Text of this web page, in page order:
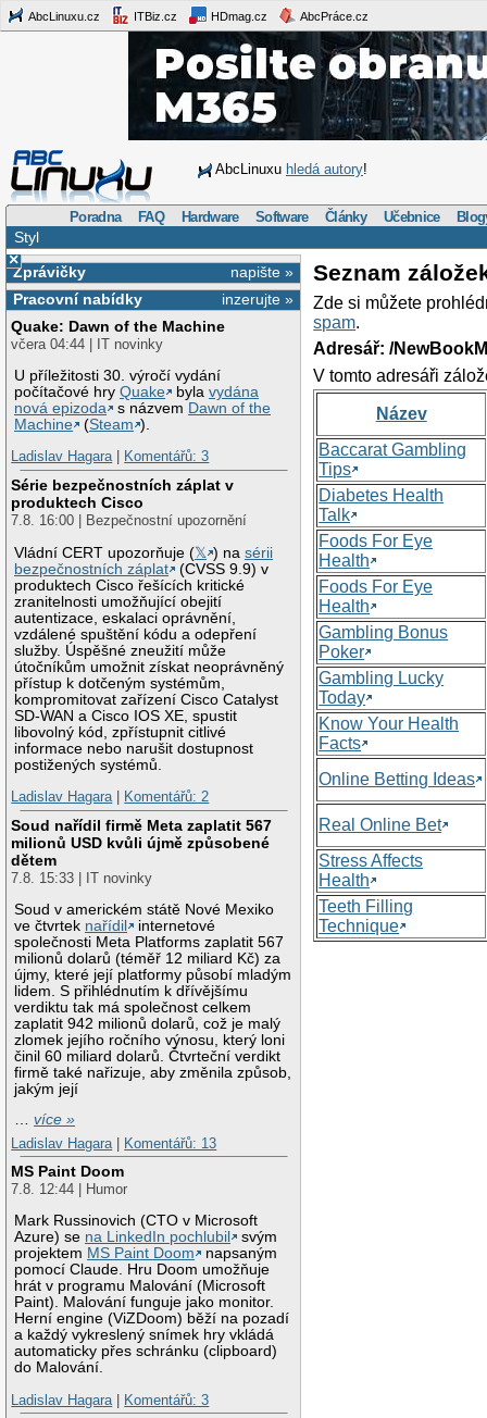
AbcLinuxu.cz ITBiz.cz HDmag.cz AbcPráce.cz
AbcLinuxu hledá autory!
Poradna FAQ Hardware Software Články Učebnice
Styl
×
napište »
Zprávičky
inzerujte »
Pracovní nabídky
Quake: Dawn of the Machine
včera 04:44 | IT novinky
U příležitosti 30. výročí vydání
počítačové hryQuake bylavydána
nová epizoda
s názvem Dawn of the
Machine
(Steam ).
Ladislav Hagara| Komentářů: 3
Série bezpečnostních záplat v
produktech Cisco
7.8. 16:00 | Bezpečnostní upozornění
Vládní CERT upozorňuje (𝕏 ) nasérii
bezpečnostních záplat
(CVSS 9.9) v
produktech Cisco řešících kritické
zranitelnosti umožňující obejití
autentizace, eskalaci oprávnění,
vzdálené spuštění kódu a odepření
služby. Úspěšné zneužití může
útočníkům umožnit získat neoprávněný
přístup k dotčeným systémům,
kompromitovat zařízení Cisco Catalyst
SD-WAN a Cisco IOS XE, spustit
libovolný kód, zpřístupnit citlivé
informace nebo narušit dostupnost
postižených systémů.
Ladislav Hagara| Komentářů: 2
Soud nařídil firmě Meta zaplatit 567
milionů USD kvůli újmě způsobené
dětem
7.8. 15:33 | IT novinky
Soud v americkém státě Nové Mexiko
ve čtvrtek nařídil
internetové
společnosti Meta Platforms zaplatit 567
milionů dolarů (téměř 12 miliard Kč) za
újmy, které její platformy působí mladým
lidem. S přihlédnutím k dřívějšímu
verdiktu tak má společnost celkem
zaplatit 942 milionů dolarů, což je malý
zlomek jejího ročního výnosu, který loni
činil 60 miliard dolarů. Čtvrteční verdikt
firmě také nařizuje, aby změnila způsob,
jakým její
…více »
Ladislav Hagara
Komentářů: 13
MS Paint Doom
7.8. 12:44 | Humor
Mark Russinovich (CTO v Microsoft
Azure) se na LinkedIn pochlubil
svým
projektem MS Paint Doom
napsaným
pomocí Claude. Hru Doom umožňuje
hrát v programu Malování (Microsoft
Paint). Malování funguje jako monitor.
Herní engine (ViZDoom) běží na pozadí
a každý vykreslený snímek hry vkládá
automaticky přes schránku (clipboard)
do Malování.
Ladislav Hagara
Komentářů: 3
Seznam
Zde si můžete
spam.
Adresář: /
V tomto adresáři
Název
Baccarat Gambling
Tips
Diabetes Health
Talk
Foods For Eye
Health
Foods For Eye
Health
Gambling Bonus
Poker
Gambling Lucky
Today
Know Your Health
Facts
Online Betting Ideas
Real Online Bet
Stress Affects
Health
Teeth Filling
Technique